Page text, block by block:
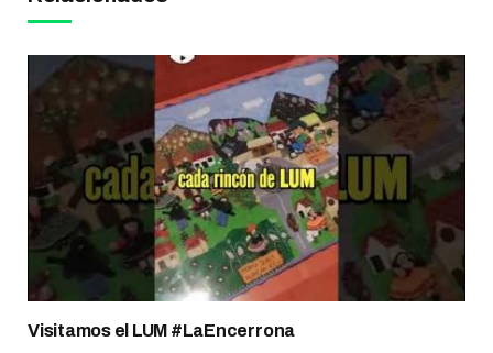
Visitamos el LUM #LaEncerrona